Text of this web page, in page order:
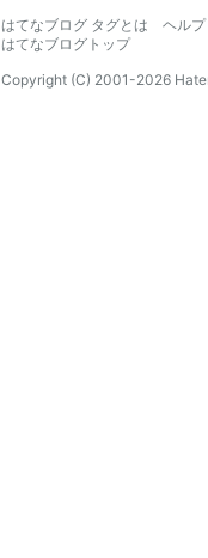
はてなブログ タグとは
ヘルプ
はてなブログトップ
Copyright (C) 2001-2026